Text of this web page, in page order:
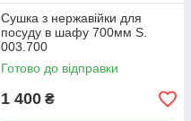
Сушка з нержавійки для
посуду в шафу 700мм S.
003.700
Готово до відправки
1 400 ₴